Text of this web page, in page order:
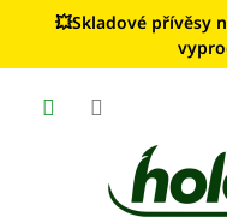
💥Skladové přívěsy